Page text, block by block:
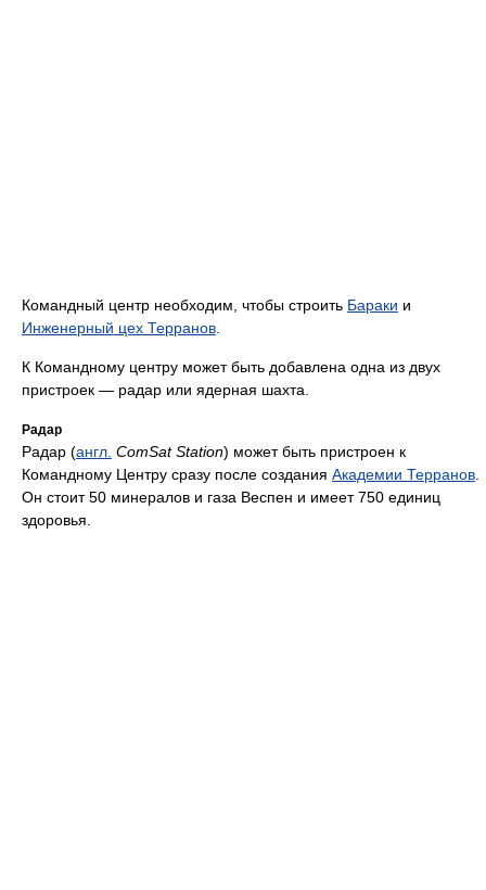
Командный центр необходим, чтобы строить Бараки и
Инженерный цех Терранов
К Командному центру может быть добавлена одна из двух
пристроек — радар или ядерная шахта.
Радар
Радар (англ. ComSat Station) может быть пристроен к
Командному Центру сразу после создания Академии Терранов
Он стоит 50 минералов и газа Веспен и имеет 750 единиц
здоровья.